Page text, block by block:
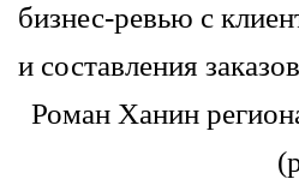
бизнес-ревью с
и составления
Роман Ханин